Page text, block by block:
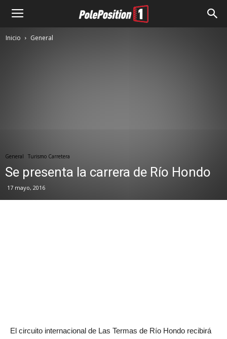
Inicio General
General Turismo Carretera
Se presenta la carrera de Río Hondo
17 mayo, 2016
El circuito internacional de Las Termas de Río Hondo recibirá